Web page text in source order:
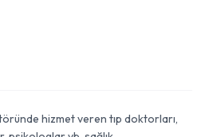
hizmet veren tıp doktorları,